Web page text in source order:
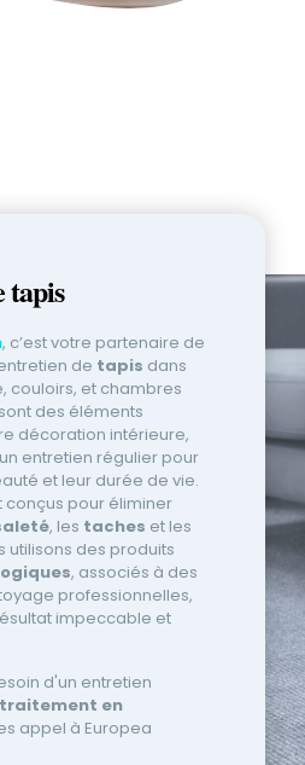
tapis
, c’est votre partenaire de
de tapis dans
couloirs, et chambres
des éléments
décoration intérieure,
entretien régulier pour
et leur durée de vie.
conçus pour éliminer
, les taches et les
utilisons des produits
, associés à des
professionnelles,
impeccable et
d'un entretien
traitement en
appel à Europea